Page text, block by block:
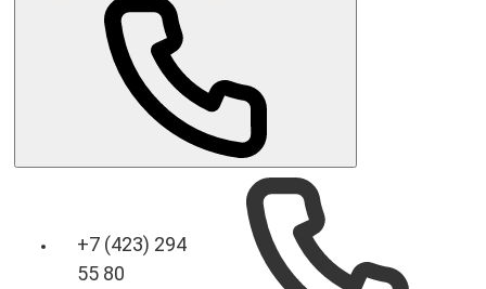
+7 (423) 294
55 80